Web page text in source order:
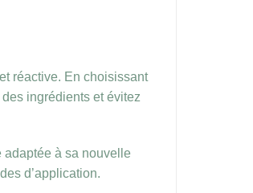
réactive. En choisissant
ingrédients et évitez
adaptée à sa nouvelle
d’application.